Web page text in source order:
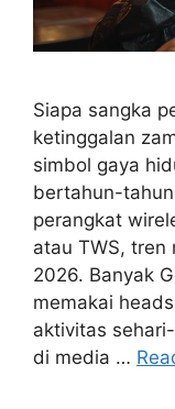
Siapa sangka
ketinggalan
simbol gaya
bertahun-
perangkat
atau TWS, tren
2026. Banyak
memakai
aktivitas
di media …